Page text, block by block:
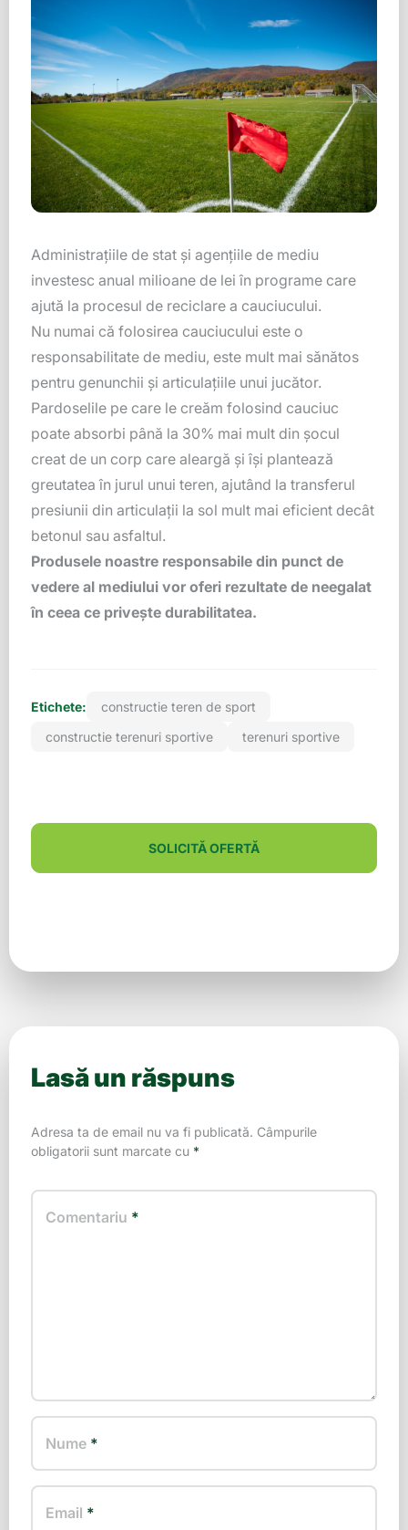
Administrațiile de stat și agențiile de mediu
investesc anual milioane de lei în programe care
ajută la procesul de reciclare a cauciucului.
Nu numai că folosirea cauciucului este o
responsabilitate de mediu, este mult mai sănătos
pentru genunchii și articulațiile unui jucător.
Pardoselile pe care le creăm folosind cauciuc
poate absorbi până la 30% mai mult din șocul
creat de un corp care aleargă și își plantează
greutatea în jurul unui teren, ajutând la transferul
presiunii din articulații la sol mult mai eficient decât
betonul sau asfaltul.
Produsele noastre responsabile din punct de
vedere al mediului vor oferi rezultate de neegalat
în ceea ce privește durabilitatea.
Etichete:
constructie teren de sport
constructie terenuri sportive
terenuri sportive
SOLICITĂ OFERTĂ
Lasă un răspuns
Adresa ta de email nu va fi publicată. Câmpurile
obligatorii sunt marcate cu *
Comentariu *
Nume *
Email *